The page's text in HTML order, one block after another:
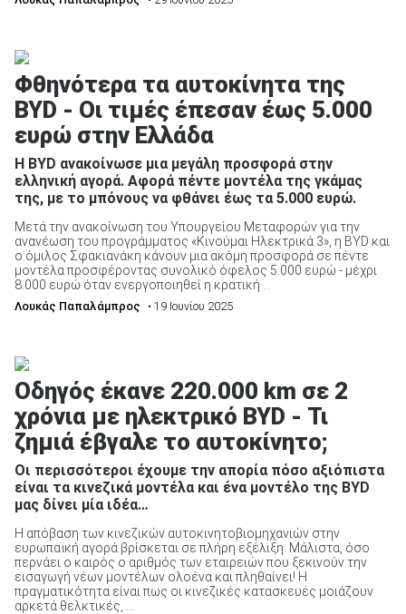
Φθηνότερα τα αυτοκίνητα της
BYD - Οι τιμές έπεσαν έως 5.000
ευρώ στην Ελλάδα
Η BYD ανακοίνωσε μια μεγάλη προσφορά στην
ελληνική αγορά. Αφορά πέντε μοντέλα της γκάμας
της, με το μπόνους να φθάνει έως τα 5.000 ευρώ.
Μετά την ανακοίνωση του Υπουργείου Μεταφορών για την
ανανέωση του προγράμματος «Κινούμαι Ηλεκτρικά 3», η BYD και
ο όμιλος Σφακιανάκη κάνουν μια ακόμη προσφορά σε πέντε
μοντέλα προσφέροντας συνολικό όφελος 5.000 ευρώ - μέχρι
8.000 ευρώ όταν ενεργοποιηθεί η κρατική ...
Λουκάς Παπαλάμπρος • 19 Ιουνίου 2025
Οδηγός έκανε 220.000 km σε 2
χρόνια με ηλεκτρικό BYD - Τι
ζημιά έβγαλε το αυτοκίνητο;
Οι περισσότεροι έχουμε την απορία πόσο αξιόπιστα
είναι τα κινεζικά μοντέλα και ένα μοντέλο της BYD
μας δίνει μία ιδέα…
Η απόβαση των κινεζικών αυτοκινητοβιομηχανιών στην
ευρωπαϊκή αγορά βρίσκεται σε πλήρη εξέλιξη. Μάλιστα, όσο
περνάει ο καιρός ο αριθμός των εταιρειών που ξεκινούν την
εισαγωγή νέων μοντέλων ολοένα και πληθαίνει! Η
πραγματικότητα είναι πως οι κινεζικές κατασκευές μοιάζουν
αρκετά θελκτικές, ...